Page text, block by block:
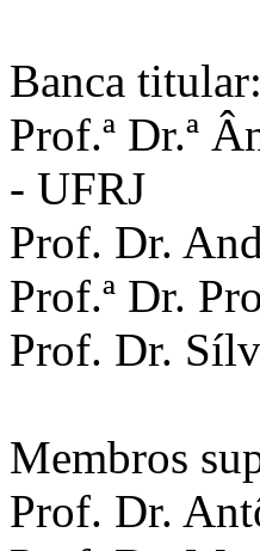
Banca titular:
Prof.ª Dr.ª
- UFRJ
Prof. Dr.
Prof.ª Dr.
Prof. Dr.
Membros
Prof. Dr.